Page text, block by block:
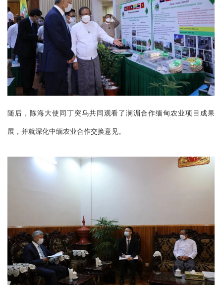
随后，陈海大使同丁突乌共同观看了澜湄合作缅甸农业项目成果
展，并就深化中缅农业合作交换意见。